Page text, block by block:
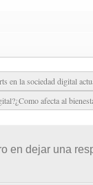
en la sociedad digital
afecta al
en dejar una